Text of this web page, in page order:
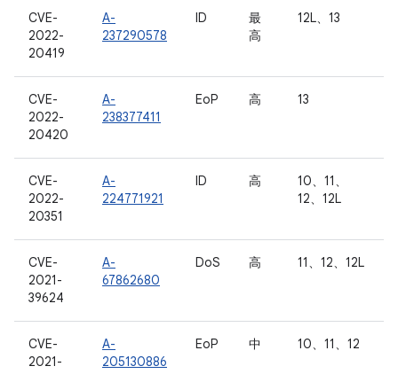
CVE-
2022-
20419
A-
237290578
ID
最
高
12L、13
CVE-
2022-
20420
A-
238377411
EoP 高 13
CVE-
2022-
20351
A-
224771921
ID 高
10、11、
12、12L
CVE-
2021-
39624
A-
67862680
DoS 高 11、12、12L
CVE-
2021-
A-
205130886
EoP 中 10、11、12